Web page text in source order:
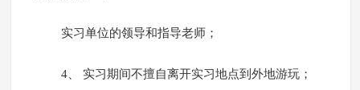
实习单位的领导和指导老师；
4、 实习期间不擅自离开实习地点到外地游玩；